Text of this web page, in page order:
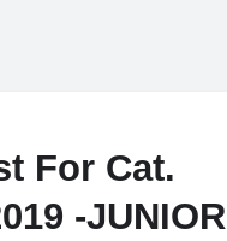
For Cat.
-JUNIOR